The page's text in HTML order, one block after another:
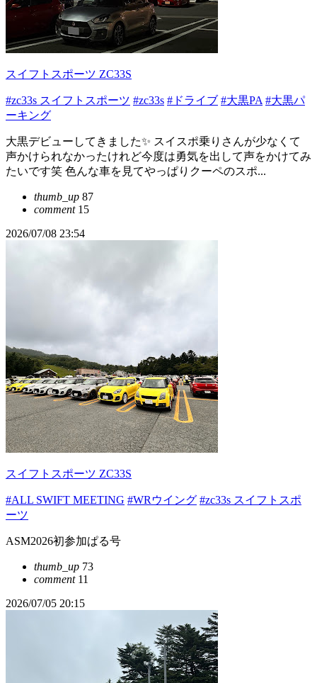
スイフトスポーツ ZC33S
#zc33s スイフトスポーツ #zc33s #ドライブ #大黒PA #大黒パ
ーキング
大黒デビューしてきました✨ スイスポ乗りさんが少なくて
声かけられなかったけれど今度は勇気を出して声をかけてみ
たいです笑 色んな車を見てやっぱりクーペのスポ...
thumb_up 87
comment15
2026/07/08 23:54
スイフトスポーツ ZC33S
#ALL SWIFT MEETING #WRウイング #zc33s スイフトスポ
ーツ
ASM2026初参加ぱる号
thumb_up 73
comment11
2026/07/05 20:15